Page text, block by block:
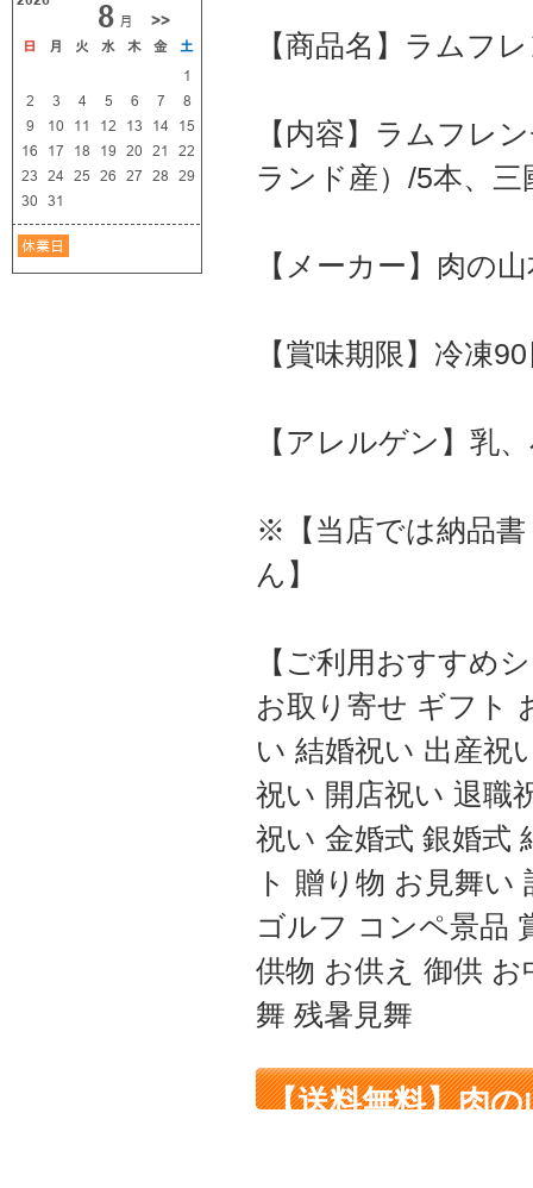
【商品名】ラム
【内容】ラムフレ
ランド産）/5本、
【メーカー】肉の
【賞味期限】冷凍
【アレルゲン】乳
※【当店では納品書
ん】
【ご利用おすすめ
お取り寄せ ギフト
い 結婚祝い 出産祝
祝い 開店祝い 退職
祝い 金婚式 銀婚式
ト 贈り物 お見舞い
ゴルフ コンペ景品
供物 お供え 御供 お
舞 残暑見舞
【送料無料】肉